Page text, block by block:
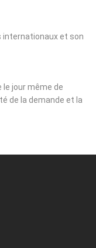
internationaux et son
le jour même de
de la demande et la